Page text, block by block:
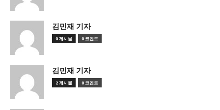
김민재 기자
0 게시물 0 코멘트
김민재 기자
2 게시물 0 코멘트